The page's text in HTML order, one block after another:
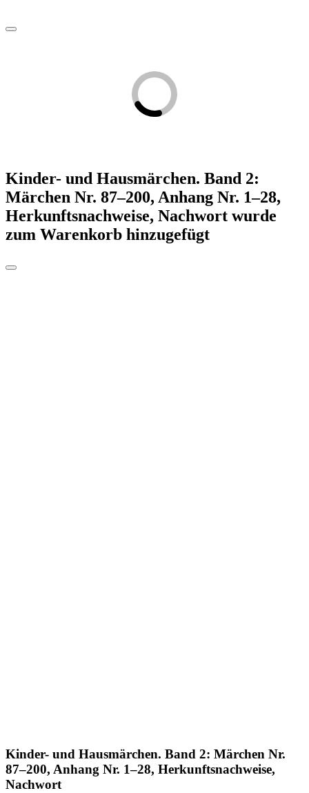
Kinder- und Hausmärchen. Band 2:
Märchen Nr. 87–200, Anhang Nr. 1–28,
Herkunftsnachweise, Nachwort wurde
zum Warenkorb hinzugefügt
Kinder- und Hausmärchen. Band 2: Märchen Nr.
87–200, Anhang Nr. 1–28, Herkunftsnachweise,
Nachwort